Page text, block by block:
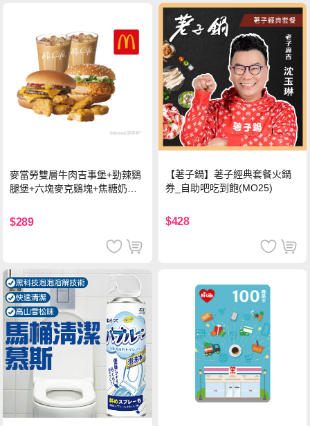
麥當勞雙層牛肉吉事堡+勁辣鷄
腿堡+六塊麥克鷄塊+焦糖奶茶
$289
【荖子鍋】荖子經典套餐火鍋
券_自助吧吃到飽(MO25)
$428